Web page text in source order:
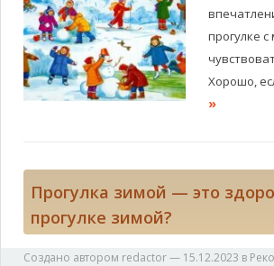
прогулке
Хорошо,
»
Прогулка зимой — это
прогулке зимой?
Создано автором redactor— 15.12.2023 в